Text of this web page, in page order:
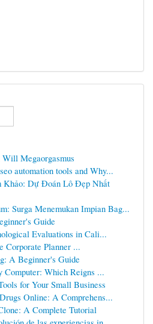
Megaorgasmus
automation tools and Why...
Khảo: Dự Đoán Lô Đẹp Nhất
Surga Menemukan Impian Bag...
Guide
Evaluations in Cali...
Planner ...
A Beginner's Guide
Computer: Which Reigns ...
for Your Small Business
Online: A Comprehens...
A Complete Tutorial